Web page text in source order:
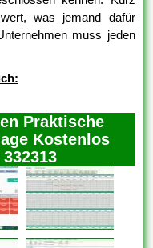
was jemand dafür
muss jeden
Praktische
Kostenlos